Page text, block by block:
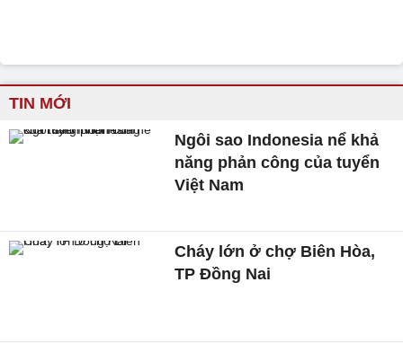
TIN MỚI
Ngôi sao Indonesia nể khả
năng phản công của tuyển
Việt Nam
Cháy lớn ở chợ Biên Hòa,
TP Đồng Nai